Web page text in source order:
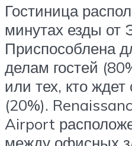
Гостиница
минутах езды от
Приспособлена
делам гостей
или тех, кто
(20%).
Airport
между офисных